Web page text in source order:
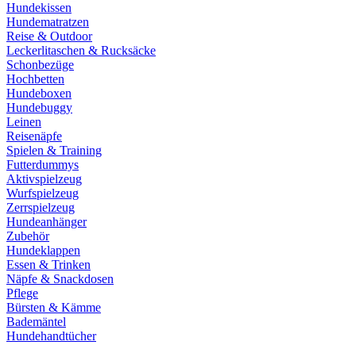
Hundekissen
Hundematratzen
Reise & Outdoor
Leckerlitaschen & Rucksäcke
Schonbezüge
Hochbetten
Hundeboxen
Hundebuggy
Leinen
Reisenäpfe
Spielen & Training
Futterdummys
Aktivspielzeug
Wurfspielzeug
Zerrspielzeug
Hundeanhänger
Zubehör
Hundeklappen
Essen & Trinken
Näpfe & Snackdosen
Pflege
Bürsten & Kämme
Bademäntel
Hundehandtücher